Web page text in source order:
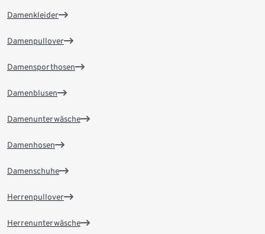
Damenkleider
Damenpullover
Damensporthosen
Damenblusen
Damenunterwäsche
Damenhosen
Damenschuhe
Herrenpullover
Herrenunterwäsche